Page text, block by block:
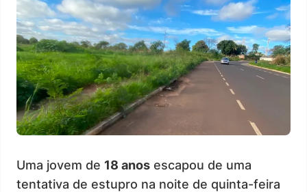
Uma jovem de 18 anos escapou de uma
tentativa de estupro na noite de quinta-feira